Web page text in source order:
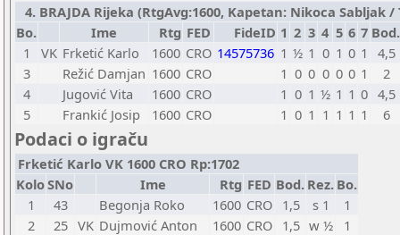
4. BRAJDA Rijeka (RtgAvg:1600, Kapetan: Nikoca Sabljak /
Bo.
Ime Rtg FED FideID 1 2 3 4 5 6 7 Bod.
1
VK Frketić Karlo 1600 CRO 14575736 1 ½ 1 0 1 0 1
4,5
3
Režić Damjan 1600 CRO 1 0 0 0 0 0 1
2
4
Jugović Vita 1600 CRO 1 0 1 ½ 1 1 0 4,5
5
Frankić Josip 1600 CRO 1 0 1 1 1 1 1 6
Podaci o igraču
Frketić Karlo VK 1600 CRO Rp:1702
KoloSNo Ime Rtg FED Bod. Rez. Bo.
1
43 Begonja Roko 1600 CRO 1,5 s 1
1
2
25 VK Dujmović Anton 1600 CRO 1,5 w ½
1